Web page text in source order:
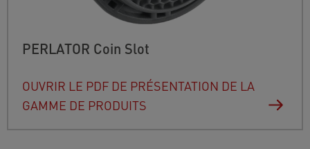
PERLATOR Coin Slot
OUVRIR LE PDF DE PRÉSENTATION DE LA
GAMME DE PRODUITS